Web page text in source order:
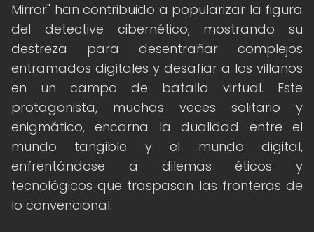
Mirror" han contribuido a popularizar la figura
del detective cibernético, mostrando su
destreza para desentrañar complejos
entramados digitales y desafiar a los villanos
en un campo de batalla virtual. Este
protagonista, muchas veces solitario y
enigmático, encarna la dualidad entre el
mundo tangible y el mundo digital,
enfrentándose a dilemas éticos y
tecnológicos que traspasan las fronteras de
lo convencional.